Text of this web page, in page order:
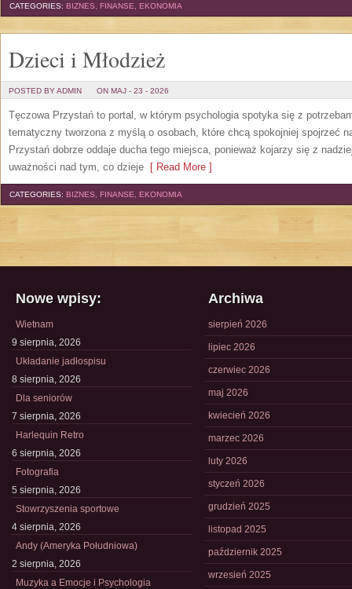
CATEGORIES: BIZNES, FINANSE, EKONOMIA
Dzieci i Młodzież
POSTED BY ADMIN ON MAJ - 23 - 2026
Tęczowa Przystań to portal, w którym psychologia spotyka się z
tematyczny tworzona z myślą o osobach, które chcą spokojniej spojrzeć
Przystań dobrze oddaje ducha tego miejsca, ponieważ kojarzy się z
uważności nad tym, co dzieje [ Read More ]
CATEGORIES: BIZNES, FINANSE, EKONOMIA
Nowe wpisy:
Wietnam
9 sierpnia, 2026
Układanie jadłospisu
8 sierpnia, 2026
Dla seniorów
7 sierpnia, 2026
Harlequin Retro
6 sierpnia, 2026
Fotografia
5 sierpnia, 2026
Stowrzyszenia sportowe
4 sierpnia, 2026
Andy (Ameryka Południowa)
2 sierpnia, 2026
Muzyka a Emocje i Psychologia
Archiwa
sierpień 2026
lipiec 2026
czerwiec 2026
maj 2026
kwiecień 2026
marzec 2026
luty 2026
styczeń 2026
grudzień 2025
listopad 2025
październik 2025
wrzesień 2025